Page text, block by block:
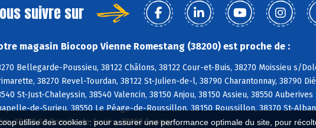
utilise des cookies : pour assurer une performance optimale du site, pour
suivre sur
magasin Biocoop Vienne Romestang (38200) est proche de :
Bellegarde-Poussieu, 38122 Châlons, 38122 Cour-et-Buis, 38270 Moissieu s/
38270 Revel-Tourdan, 38122 St-Julien-de-l, 38790 Charantonnay, 38790
St-Just-Chaleyssin, 38540 Valencin, 38150 Anjou, 38150 Assieu, 38550
de-Surieu, 38550 Le Péage-de-Roussillon, 38150 Roussillon, 38370 St-
38150 St-Romain-de-Surieu, 38150 Sonnay